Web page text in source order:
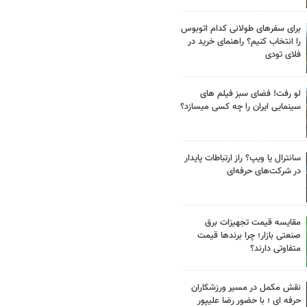
برای سفرهای طولانی کدام اتوبوس
را انتخاب کنیم؟ راهنمای خرید در
فلای تودی
لو رفت! فضای سبز فیلم های
سینمایی ایران را چه کسی میسازد؟
سانترال یا ویپ؟ راز ارتباطات پایدار
در شرکت‌های حرفه‌ای
مقایسه قیمت تجهیزات برق
صنعتی بازار؛ چرا برندها قیمت
متفاوتی دارند؟
نقش مکمل در مسیر ورزشکاران
حرفه ای ؛ با حضور رضا علیپور